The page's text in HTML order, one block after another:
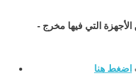
اضغط هنا